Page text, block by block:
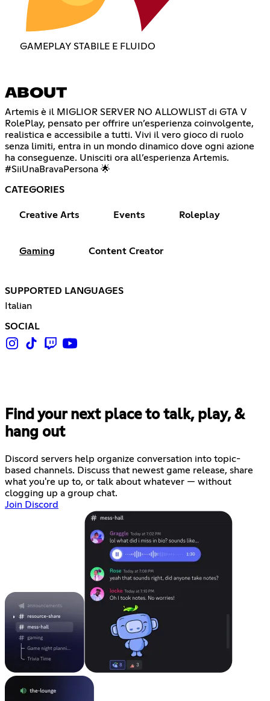
GAMEPLAY STABILE E FLUIDO
ABOUT
Artemis è il MIGLIOR SERVER NO ALLOWLIST di GTA V
RolePlay, pensato per offrire un’esperienza coinvolgente,
realistica e accessibile a tutti. Vivi il vero gioco di ruolo
senza limiti, entra in un mondo dinamico dove ogni azione
ha conseguenze. Unisciti ora all’esperienza Artemis.
#SiiUnaBravaPersona 🌟
CATEGORIES
Creative Arts Events Roleplay
Gaming Content Creator
SUPPORTED LANGUAGES
Italian
SOCIAL
Find your next place to talk, play, &
hang out
Discord servers help organize conversation into topic-
based channels. Discuss that newest game release, share
what you're up to, or talk about whatever — without
clogging up a group chat.
Join Discord